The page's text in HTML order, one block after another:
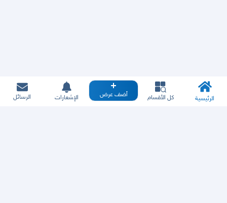
الرئيسية كل الأقسام أضف عرض الإشعارات الرسائل